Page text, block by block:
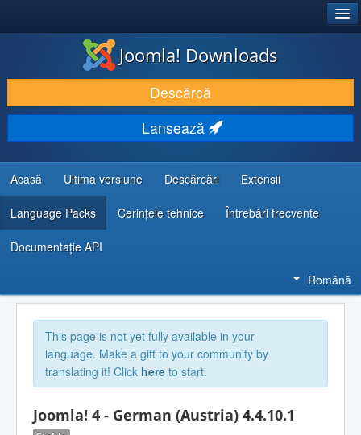
DESCARCĂ & ȘI EXTINDE
DESCOPERĂ & ÎNVAȚĂ
COMUNITATE & SUPORT
RESURSE DEZVOLTATORI
Joomla! Downloads
Descărcă
Lansează
Acasă Ultima versiune Descărcări Extensii
Language Packs Cerințele tehnice Întrebări frecvente
Documentaţie API
Română
This page is not yet fully available in your
language. Make a gift to your community by
translating it! Click here to start.
Joomla! 4 - German (Austria) 4.4.10.1